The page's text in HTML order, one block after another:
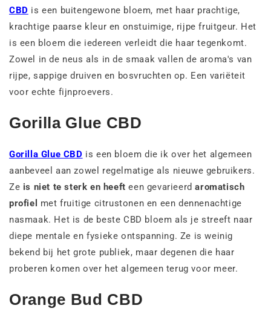
CBD is een buitengewone bloem, met haar prachtige,
krachtige paarse kleur en onstuimige, rijpe fruitgeur. Het
is een bloem die iedereen verleidt die haar tegenkomt.
Zowel in de neus als in de smaak vallen de aroma's van
rijpe, sappige druiven en bosvruchten op. Een variëteit
voor echte fijnproevers.
Gorilla Glue CBD
Gorilla Glue CBD is een bloem die ik over het algemeen
aanbeveel aan zowel regelmatige als nieuwe gebruikers.
Ze is niet te sterk en heeft een gevarieerdaromatisch
profiel
met fruitige citrustonen en een dennenachtige
nasmaak. Het is de beste CBD bloem als je streeft naar
diepe mentale en fysieke ontspanning. Ze is weinig
bekend bij het grote publiek, maar degenen die haar
proberen komen over het algemeen terug voor meer.
Orange Bud CBD